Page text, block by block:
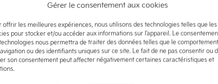
Gérer le consentement aux cookies
offrir les meilleures expériences, nous utilisons des technologies telles que les
pour stocker et/ou accéder aux informations sur l'appareil. Le
nous permettra de traiter des données telles que le comportement
ou des identifiants uniques sur ce site. Le fait de ne pas consentir ou
son consentement peut affecter négativement certaines caractéristiques et